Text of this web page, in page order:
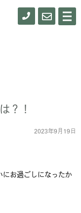
メ
ニ
0155- お
？！
2023年9月19日
お過ごしになったか